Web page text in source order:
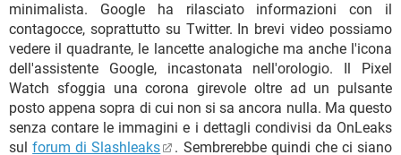
minimalista. Google ha rilasciato informazioni con il
contagocce, soprattutto su Twitter. In brevi video possiamo
vedere il quadrante, le lancette analogiche ma anche l'icona
dell'assistente Google, incastonata nell'orologio. Il Pixel
Watch sfoggia una corona girevole oltre ad un pulsante
posto appena sopra di cui non si sa ancora nulla. Ma questo
senza contare le immagini e i dettagli condivisi da OnLeaks
sulforum di Slashleaks
. Sembrerebbe quindi che ci siano